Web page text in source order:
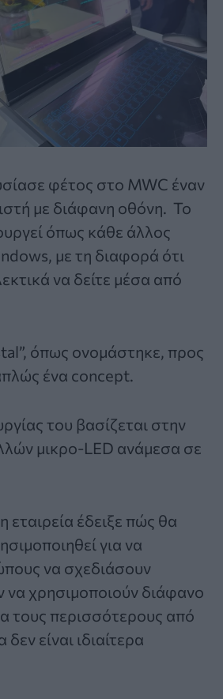
φέτος στο MWC έναν
με διάφανη οθόνη. Το
όπως κάθε άλλος
με τη διαφορά ότι
να δείτε μέσα από
όπως ονομάστηκε, προς
ένα concept.
του βασίζεται στην
μικρο-LED ανάμεσα σε
εταιρεία έδειξε πώς θα
για να
να σχεδιάσουν
να χρησιμοποιούν διάφανο
τους περισσότερους από
είναι ιδιαίτερα